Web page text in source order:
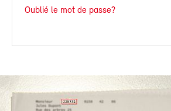
Oublié le mot de passe?